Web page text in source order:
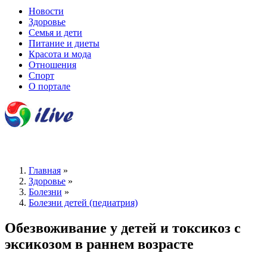
Новости
Здоровье
Семья и дети
Питание и диеты
Красота и мода
Отношения
Спорт
О портале
Главная »
Здоровье »
Болезни »
Болезни детей (педиатрия)
Обезвоживание у детей и токсикоз с
эксикозом в раннем возрасте